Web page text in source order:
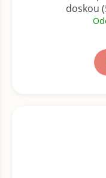
doskou